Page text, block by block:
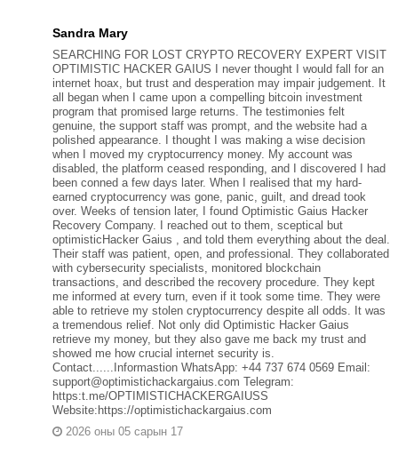
Sandra Mary
SEARCHING FOR LOST CRYPTO RECOVERY EXPERT VISIT
OPTIMISTIC HACKER GAIUS I never thought I would fall for an
internet hoax, but trust and desperation may impair judgement. It
all began when I came upon a compelling bitcoin investment
program that promised large returns. The testimonies felt
genuine, the support staff was prompt, and the website had a
polished appearance. I thought I was making a wise decision
when I moved my cryptocurrency money. My account was
disabled, the platform ceased responding, and I discovered I had
been conned a few days later. When I realised that my hard-
earned cryptocurrency was gone, panic, guilt, and dread took
over. Weeks of tension later, I found Optimistic Gaius Hacker
Recovery Company. I reached out to them, sceptical but
optimisticHacker Gaius , and told them everything about the deal.
Their staff was patient, open, and professional. They collaborated
with cybersecurity specialists, monitored blockchain
transactions, and described the recovery procedure. They kept
me informed at every turn, even if it took some time. They were
able to retrieve my stolen cryptocurrency despite all odds. It was
a tremendous relief. Not only did Optimistic Hacker Gaius
retrieve my money, but they also gave me back my trust and
showed me how crucial internet security is.
Contact......Informastion WhatsApp: +44 737 674 0569 Email:
support@optimistichackargaius.com Telegram:
https:t.me/OPTIMISTICHACKERGAIUSS
Website:https://optimistichackargaius.com
2026 оны 05 сарын 17